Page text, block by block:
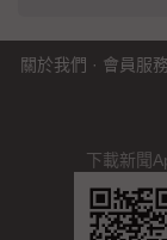
關於我們 · 會員服務
下載新聞